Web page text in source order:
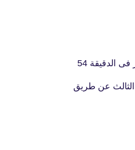
الدقيقة 54